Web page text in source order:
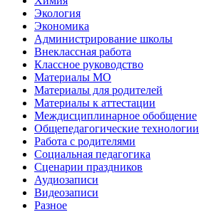
Экология
Экономика
Администрирование школы
Внеклассная работа
Классное руководство
Материалы МО
Материалы для родителей
Материалы к аттестации
Междисциплинарное обобщение
Общепедагогические технологии
Работа с родителями
Социальная педагогика
Сценарии праздников
Аудиозаписи
Видеозаписи
Разное